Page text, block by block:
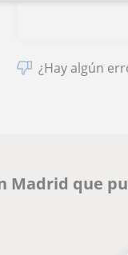
¿Hay algún
Madrid que